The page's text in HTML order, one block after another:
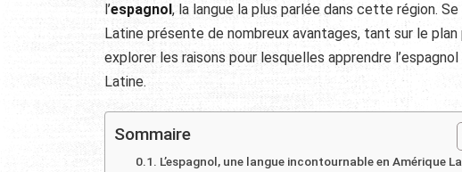
l’espagnol, la langue la plus parlée dans cette région.
Latine présente de nombreux avantages, tant sur le
explorer les raisons pour lesquelles apprendre
Latine.
Sommaire
L’espagnol, une langue incontournable en Amérique